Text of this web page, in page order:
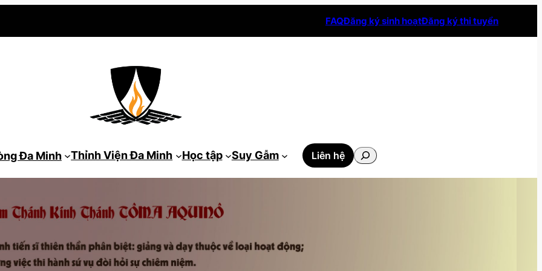
FAQĐăng ký sinh hoạtĐăng ký thi tuyển
Đa Minh Thỉnh Viện Đa Minh Học tập Suy Gẫm Liên hệ
Tìm
kiếm